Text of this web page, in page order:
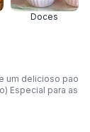
Doces
um delicioso pao
Especial para as